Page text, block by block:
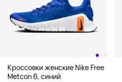
Кроссовки женские Nike Free
Metcon 6, синий